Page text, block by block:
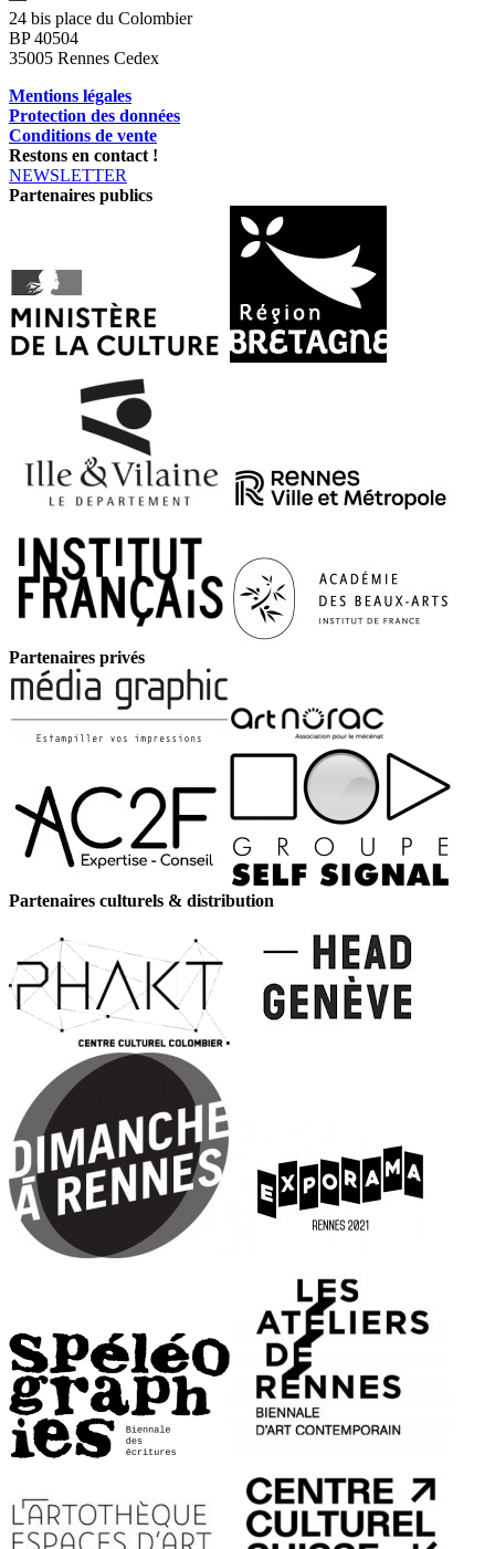
24 bis place du Colombier
BP 40504
35005 Rennes Cedex
Mentions légales
Protection des données
Conditions de vente
Restons en contact !
NEWSLETTER
Partenaires publics
Partenaires privés
Partenaires culturels & distribution